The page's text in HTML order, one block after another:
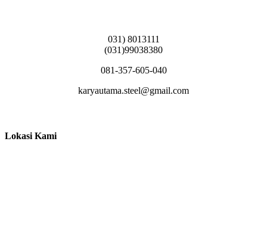
031) 8013111
(031)99038380
081-357-605-040
karyautama.steel@gmail.com
Lokasi Kami